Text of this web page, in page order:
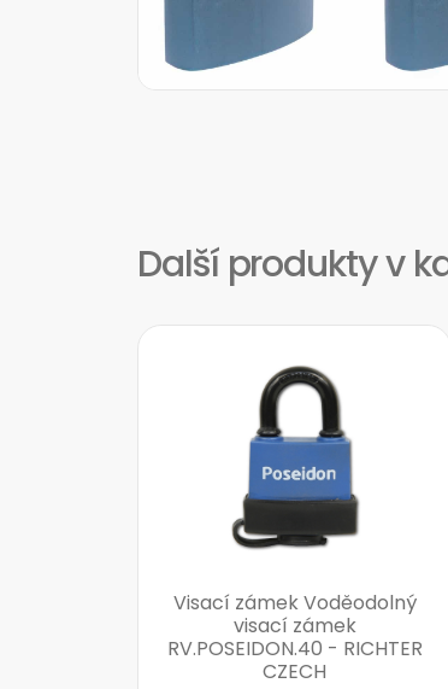
Další produkty v
Visací zámek Voděodolný
visací zámek
RV.POSEIDON.40 - RICHTER
CZECH